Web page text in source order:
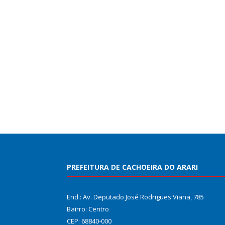
PREFEITURA DE CACHOEIRA DO ARARI
End.: Av. Deputado José Rodrigues Viana, 785
Bairro: Centro
CEP: 68840-000